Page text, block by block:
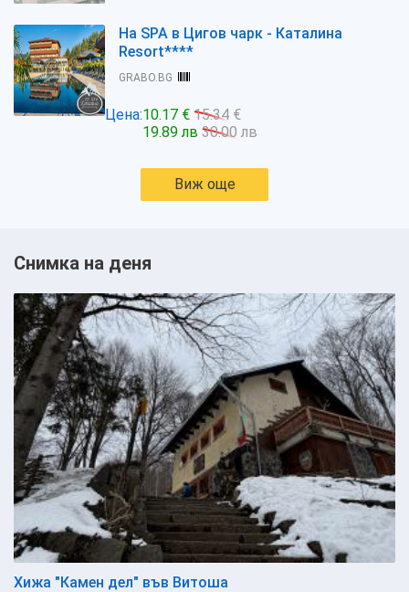
На SPA в Цигов чарк - Каталина
Resort****
GRABO.BG
Цена:10.17 € 15.34 €
19.89 лв 30.00 лв
Виж още
Снимка на деня
Хижа "Камен дел" във Витоша